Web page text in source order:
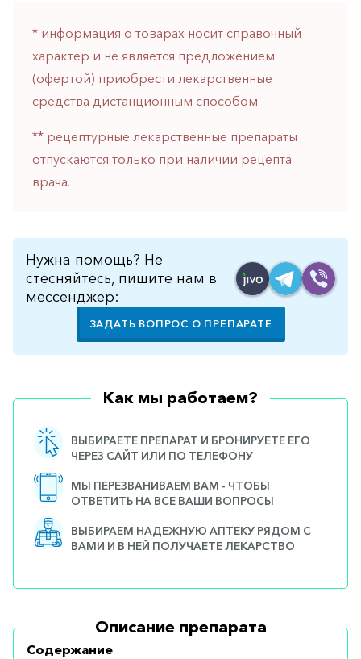
* информация о товарах носит справочный
характер и не является предложением
(офертой) приобрести лекарственные
средства дистанционным способом
** рецептурные лекарственные препараты
отпускаются только при наличии рецепта
врача.
Нужна помощь? Не
стесняйтесь, пишите нам в
мессенджер:
ЗАДАТЬ ВОПРОС О ПРЕПАРАТЕ
Как мы работаем?
ВЫБИРАЕТЕ ПРЕПАРАТ И БРОНИРУЕТЕ ЕГО
ЧЕРЕЗ САЙТ ИЛИ ПО ТЕЛЕФОНУ
МЫ ПЕРЕЗВАНИВАЕМ ВАМ - ЧТОБЫ
ОТВЕТИТЬ НА ВСЕ ВАШИ ВОПРОСЫ
ВЫБИРАЕМ НАДЕЖНУЮ АПТЕКУ РЯДОМ С
ВАМИ И В НЕЙ ПОЛУЧАЕТЕ ЛЕКАРСТВО
Описание препарата
Содержание